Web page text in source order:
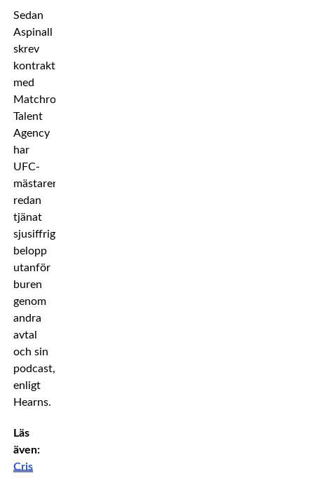
Sedan
Aspinall
skrev
kontrakt
med
Matchroom
Talent
Agency
har
UFC-
mästaren
redan
tjänat
sjusiffriga
belopp
utanför
buren
genom
andra
avtal
och sin
podcast,
enligt
Hearns.
Läs
även:
Cris